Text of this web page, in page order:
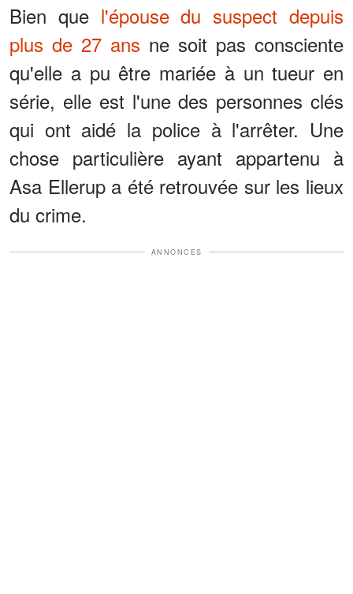
Bien que l'épouse du suspect depuis
plus de 27 ans ne soit pas consciente
qu'elle a pu être mariée à un tueur en
série, elle est l'une des personnes clés
qui ont aidé la police à l'arrêter. Une
chose particulière ayant appartenu à
Asa Ellerup a été retrouvée sur les lieux
du crime.
ANNONCES